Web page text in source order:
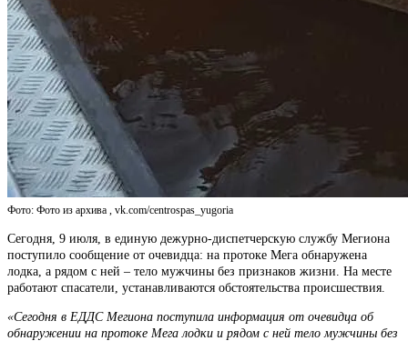
Фото: Фото из архива , vk.com/centrospas_yugoria
Сегодня, 9 июля, в единую дежурно-диспетчерскую службу Мегиона
поступило сообщение от очевидца: на протоке Мега обнаружена
лодка, а рядом с ней – тело мужчины без признаков жизни. На месте
работают спасатели, устанавливаются обстоятельства происшествия.
«Сегодня в ЕДДС Мегиона поступила информация от очевидца об
обнаружении на протоке Мега лодки и рядом с ней тело мужчины без